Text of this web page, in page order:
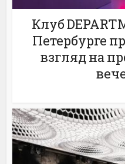
Клуб
Петербурге
взгляд на